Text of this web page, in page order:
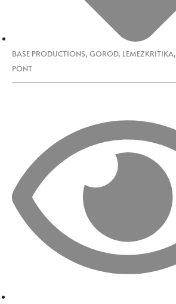
BASE PRODUCTIONS, GOROD, LEMEZKRITIKA,
PONT